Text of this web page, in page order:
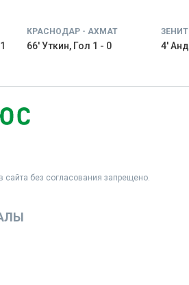
КРАСНОДАР - АХМАТ
66' Уткин, Гол 1 - 0 4'
сайта без согласования запрещено.